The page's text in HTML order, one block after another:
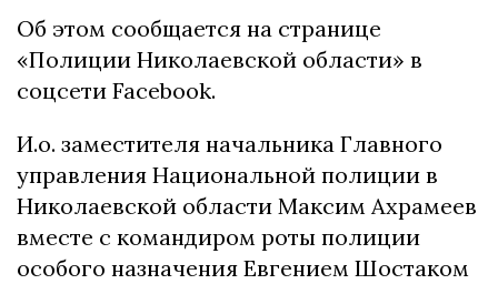
Об этом сообщается на странице
«Полиции Николаевской области» в
соцсети Facebook.
И.о. заместителя начальника Главного
управления Национальной полиции в
Николаевской области Максим Ахрамеев
вместе с командиром роты полиции
особого назначения Евгением Шостаком